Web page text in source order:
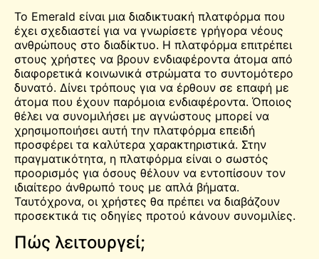
Το Emerald είναι μια διαδικτυακή πλατφόρμα που
έχει σχεδιαστεί για να γνωρίσετε γρήγορα νέους
ανθρώπους στο διαδίκτυο. Η πλατφόρμα επιτρέπει
στους χρήστες να βρουν ενδιαφέροντα άτομα από
διαφορετικά κοινωνικά στρώματα το συντομότερο
δυνατό. Δίνει τρόπους για να έρθουν σε επαφή με
άτομα που έχουν παρόμοια ενδιαφέροντα. Όποιος
θέλει να συνομιλήσει με αγνώστους μπορεί να
χρησιμοποιήσει αυτή την πλατφόρμα επειδή
προσφέρει τα καλύτερα χαρακτηριστικά. Στην
πραγματικότητα, η πλατφόρμα είναι ο σωστός
προορισμός για όσους θέλουν να εντοπίσουν τον
ιδιαίτερο άνθρωπό τους με απλά βήματα.
Ταυτόχρονα, οι χρήστες θα πρέπει να διαβάζουν
προσεκτικά τις οδηγίες προτού κάνουν συνομιλίες.
Πώς λειτουργεί;